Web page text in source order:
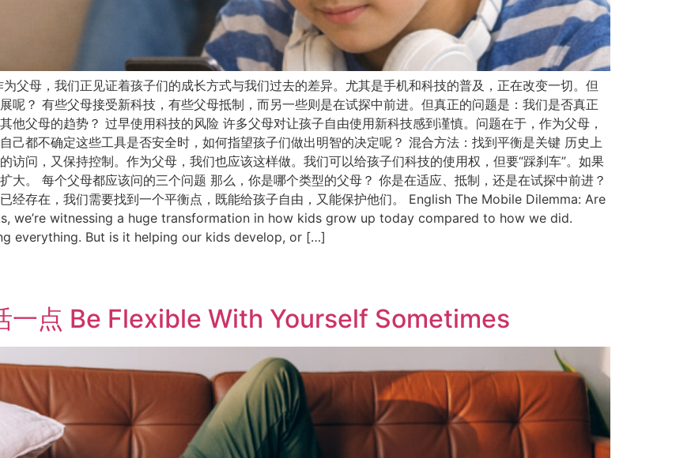
父母，我们正见证着孩子们的成长方式与我们过去的差异。尤其是手机和科技的普及，正在改变一切。但
呢？ 有些父母接受新科技，有些父母抵制，而另一些则是在试探中前进。但真正的问题是：我们是否真正
他父母的趋势？ 过早使用科技的风险 许多父母对让孩子自由使用新科技感到谨慎。问题在于，作为父母，
己都不确定这些工具是否安全时，如何指望孩子们做出明智的决定呢？ 混合方法：找到平衡是关键 历史上
问，又保持控制。作为父母，我们也应该这样做。我们可以给孩子们科技的使用权，但要“踩刹车”。如果
大。 每个父母都应该问的三个问题 那么，你是哪个类型的父母？ 你是在适应、抵制，还是在试探中前进？
经存在，我们需要找到一个平衡点，既能给孩子自由，又能保护他们。 English The Mobile Dilemma: Are
we’re witnessing a huge transformation in how kids grow up today compared to how we did.
everything. But is it helping our kids develop, or […]
一点 Be Flexible With Yourself Sometimes